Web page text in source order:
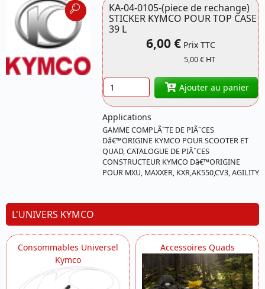
Référence
Z1294KY-2 KYMCO
KA-04-0105-(piece de rechange)
STICKER KYMCO POUR TOP CASE
39 L
6,00 €Prix TTC
5,00 € HT
Quantité Ajouter au panier
Applications
GAMME COMPLÃˆTE DE PIÃˆCES
Dâ€™ORIGINE KYMCO POUR SCOOTER ET
QUAD, CATALOGUE DE PIÃˆCES
CONSTRUCTEUR KYMCO Dâ€™ORIGINE
POUR MXU, MAXXER, KXR,AK550,CV3, AGILITY
L'UNIVERS KYMCO
Consommables Universel
Kymco
Accessoires Quads